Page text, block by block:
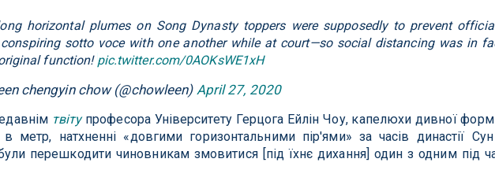
horizontal plumes on Song Dynasty toppers were supposedly to prevent
sotto voce with one another while at court—so social distancing was in
function! pic.twitter.com/0AOKsWE1xH
chengyin chow (@chowleen)April 27, 2020
твітупрофесора Університету Герцога Ейлін Чоу, капелюхи дивної
метр, натхненні «довгими горизонтальними пір'ями» за часів династії
перешкодити чиновникам змовитися [під їхнє дихання] один з одним під